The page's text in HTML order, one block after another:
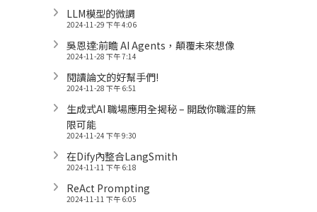
LLM模型的微調
2024-11-29 下午 4:06
吳恩達:前瞻 AI Agents，顛覆未來想像
2024-11-28 下午 7:14
閱讀論文的好幫手們!
2024-11-28 下午 6:51
生成式AI 職場應用全揭秘 – 開啟你職涯的無
限可能
2024-11-24 下午 9:30
在Dify內整合LangSmith
2024-11-11 下午 6:18
ReAct Prompting
2024-11-11 下午 6:05